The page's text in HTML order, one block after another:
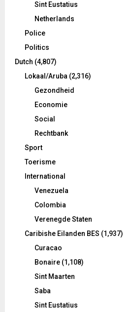
Sint Eustatius
Netherlands
Police
Politics
Dutch (4,807)
Lokaal/Aruba (2,316)
Gezondheid
Economie
Social
Rechtbank
Sport
Toerisme
International
Venezuela
Colombia
Verenegde Staten
Caribishe Eilanden BES (1,937)
Curacao
Bonaire (1,108)
Sint Maarten
Saba
Sint Eustatius